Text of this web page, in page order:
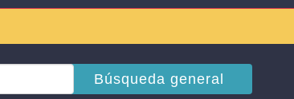
Búsqueda general